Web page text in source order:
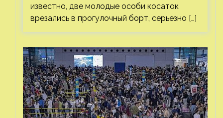
известно, две молодые особи косаток
врезались в прогулочный борт, серьезно […]